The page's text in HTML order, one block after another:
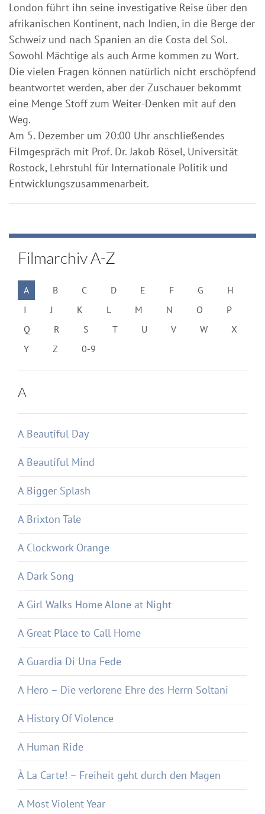
London führt ihn seine investigative Reise über den
afrikanischen Kontinent, nach Indien, in die Berge der
Schweiz und nach Spanien an die Costa del Sol.
Sowohl Mächtige als auch Arme kommen zu Wort.
Die vielen Fragen können natürlich nicht erschöpfend
beantwortet werden, aber der Zuschauer bekommt
eine Menge Stoff zum Weiter-Denken mit auf den
Weg.
Am 5. Dezember um 20:00 Uhr anschließendes
Filmgespräch mit Prof. Dr. Jakob Rösel, Universität
Rostock, Lehrstuhl für Internationale Politik und
Entwicklungszusammenarbeit.
Filmarchiv A-Z
A B C D E F G
H
I
J K L M N O
P
Q
R S T U V W
X
Y
Z 0-9
A
A Beautiful Day
A Beautiful Mind
A Bigger Splash
A Brixton Tale
A Clockwork Orange
A Dark Song
A Girl Walks Home Alone at Night
A Great Place to Call Home
A Guardia Di Una Fede
A Hero – Die verlorene Ehre des Herrn Soltani
A History Of Violence
A Human Ride
À La Carte! – Freiheit geht durch den Magen
A Most Violent Year